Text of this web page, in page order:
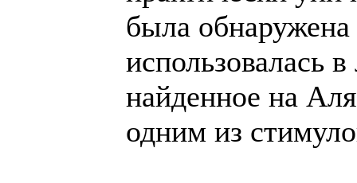
была
использовалась
найденное на
одним из